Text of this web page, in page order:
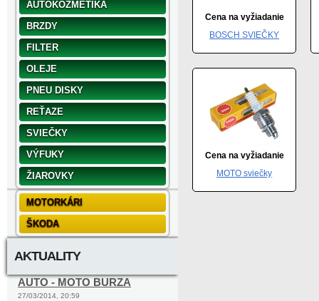
AUTOKOZMETIKA
BRZDY
FILTER
OLEJE
PNEU DISKY
REŤAZE
SVIEČKY
VÝFUKY
ŽIAROVKY
MOTORKÁRI
ŠKODA
AKTUALITY
AUTO - MOTO BURZA
27/03/2014, 20:59
Cena na vyžiadanie
BOSCH SVIEČKY
Cena na vyžiadanie
MOTO sviečky